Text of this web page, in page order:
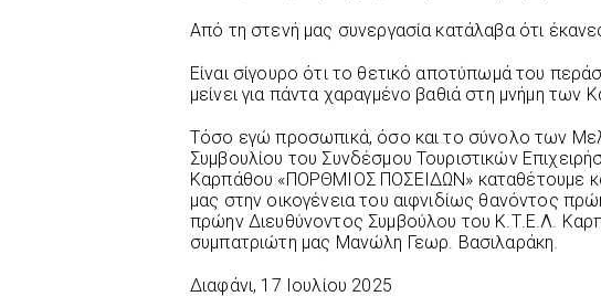
Από τη στενή μας συνεργασία κατάλαβα ότι
Είναι σίγουρο ότι το θετικό αποτύπωμά του
μείνει για πάντα χαραγμένο βαθιά στη μνήμη των
Τόσο εγώ προσωπικά, όσο και το σύνολο των
Συμβουλίου του Συνδέσμου Τουριστικών
Καρπάθου «ΠΟΡΘΜΙΟΣ ΠΟΣΕΙΔΩΝ» καταθέτουμε
μας στην οικογένεια του αιφνιδίως θανόντος
πρώην Διευθύνοντος Συμβούλου του Κ.Τ.Ε.Λ.
συμπατριώτη μας Μανώλη Γεωρ. Βασιλαράκη.
Διαφάνι, 17 Ιουλίου 2025